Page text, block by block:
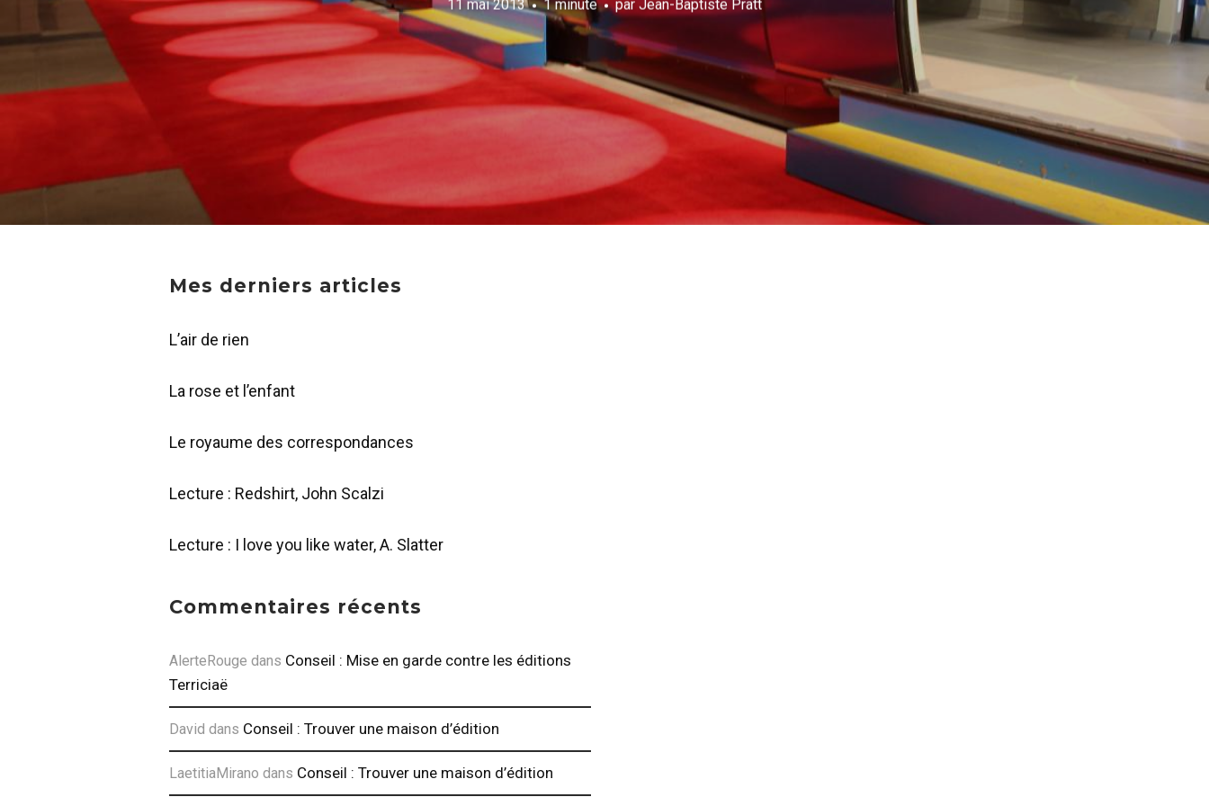
11 mai 2013 1 minute par Jean-Baptiste Pratt
Mes derniers articles
L’air de rien
La rose et l’enfant
Le royaume des correspondances
Lecture : Redshirt, John Scalzi
Lecture : I love you like water, A. Slatter
Commentaires récents
AlerteRouge dans Conseil : Mise en garde contre les éditions
Terriciaë
David dans Conseil : Trouver une maison d’édition
LaetitiaMirano dans Conseil : Trouver une maison d’édition